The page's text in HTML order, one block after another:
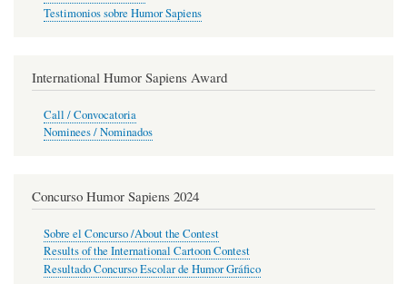
Testimonios sobre Humor Sapiens
International Humor Sapiens Award
Call / Convocatoria
Nominees / Nominados
Concurso Humor Sapiens 2024
Sobre el Concurso /About the Contest
Results of the International Cartoon Contest
Resultado Concurso Escolar de Humor Gráfico